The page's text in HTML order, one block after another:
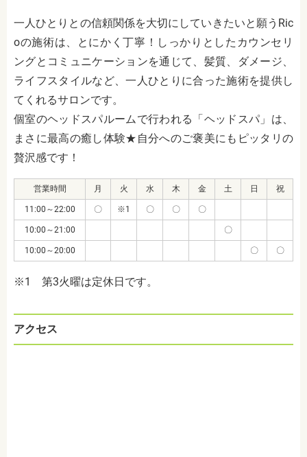
一人ひとりとの信頼関係を大切にしていきたいと願うRic
oの施術は、とにかく丁寧！しっかりとしたカウンセリ
ングとコミュニケーションを通じて、髪質、ダメージ、
ライフスタイルなど、一人ひとりに合った施術を提供し
てくれるサロンです。
個室のヘッドスパルームで行われる「ヘッドスパ」は、
まさに最高の癒し体験★自分へのご褒美にもピッタリの
贅沢感です！
営業時間 月 火 水 木 金 土 日 祝
11:00～22:00 〇 ※1 〇 〇 〇
10:00～21:00 〇
10:00～20:00 〇 〇
※1 第3火曜は定休日です。
アクセス